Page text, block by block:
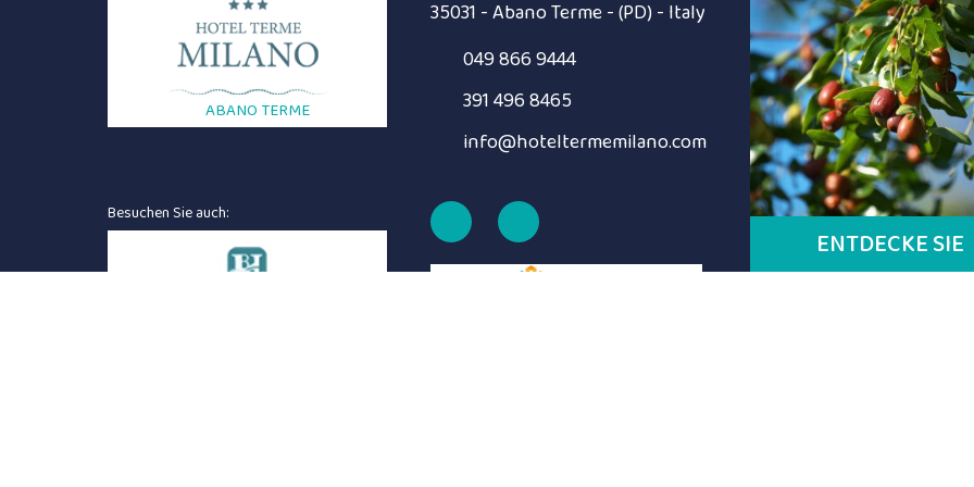
ABANO TERME
Besuchen Sie auch:
35031 - Abano Terme - (PD) - Italy
049 866 9444
391 496 8465
info@hoteltermemilano.com
ENTDECKE SIE
MEHR